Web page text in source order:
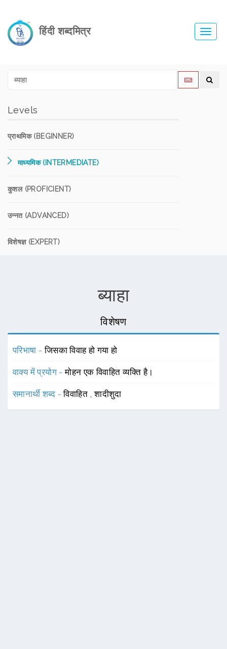
हिंदी शब्दमित्र
Levels
प्राथमिक (BEGINNER)
माध्यमिक (INTERMEDIATE)
कुशल (PROFICIENT)
उन्नत (ADVANCED)
विशेषज्ञ (EXPERT)
ब्याहा
विशेषण
परिभाषा -जिसका विवाह हो गया हो
वाक्य में प्रयोग -मोहन एक विवाहित व्यक्ति है।
समानार्थी शब्द -विवाहित ,शादीशुदा